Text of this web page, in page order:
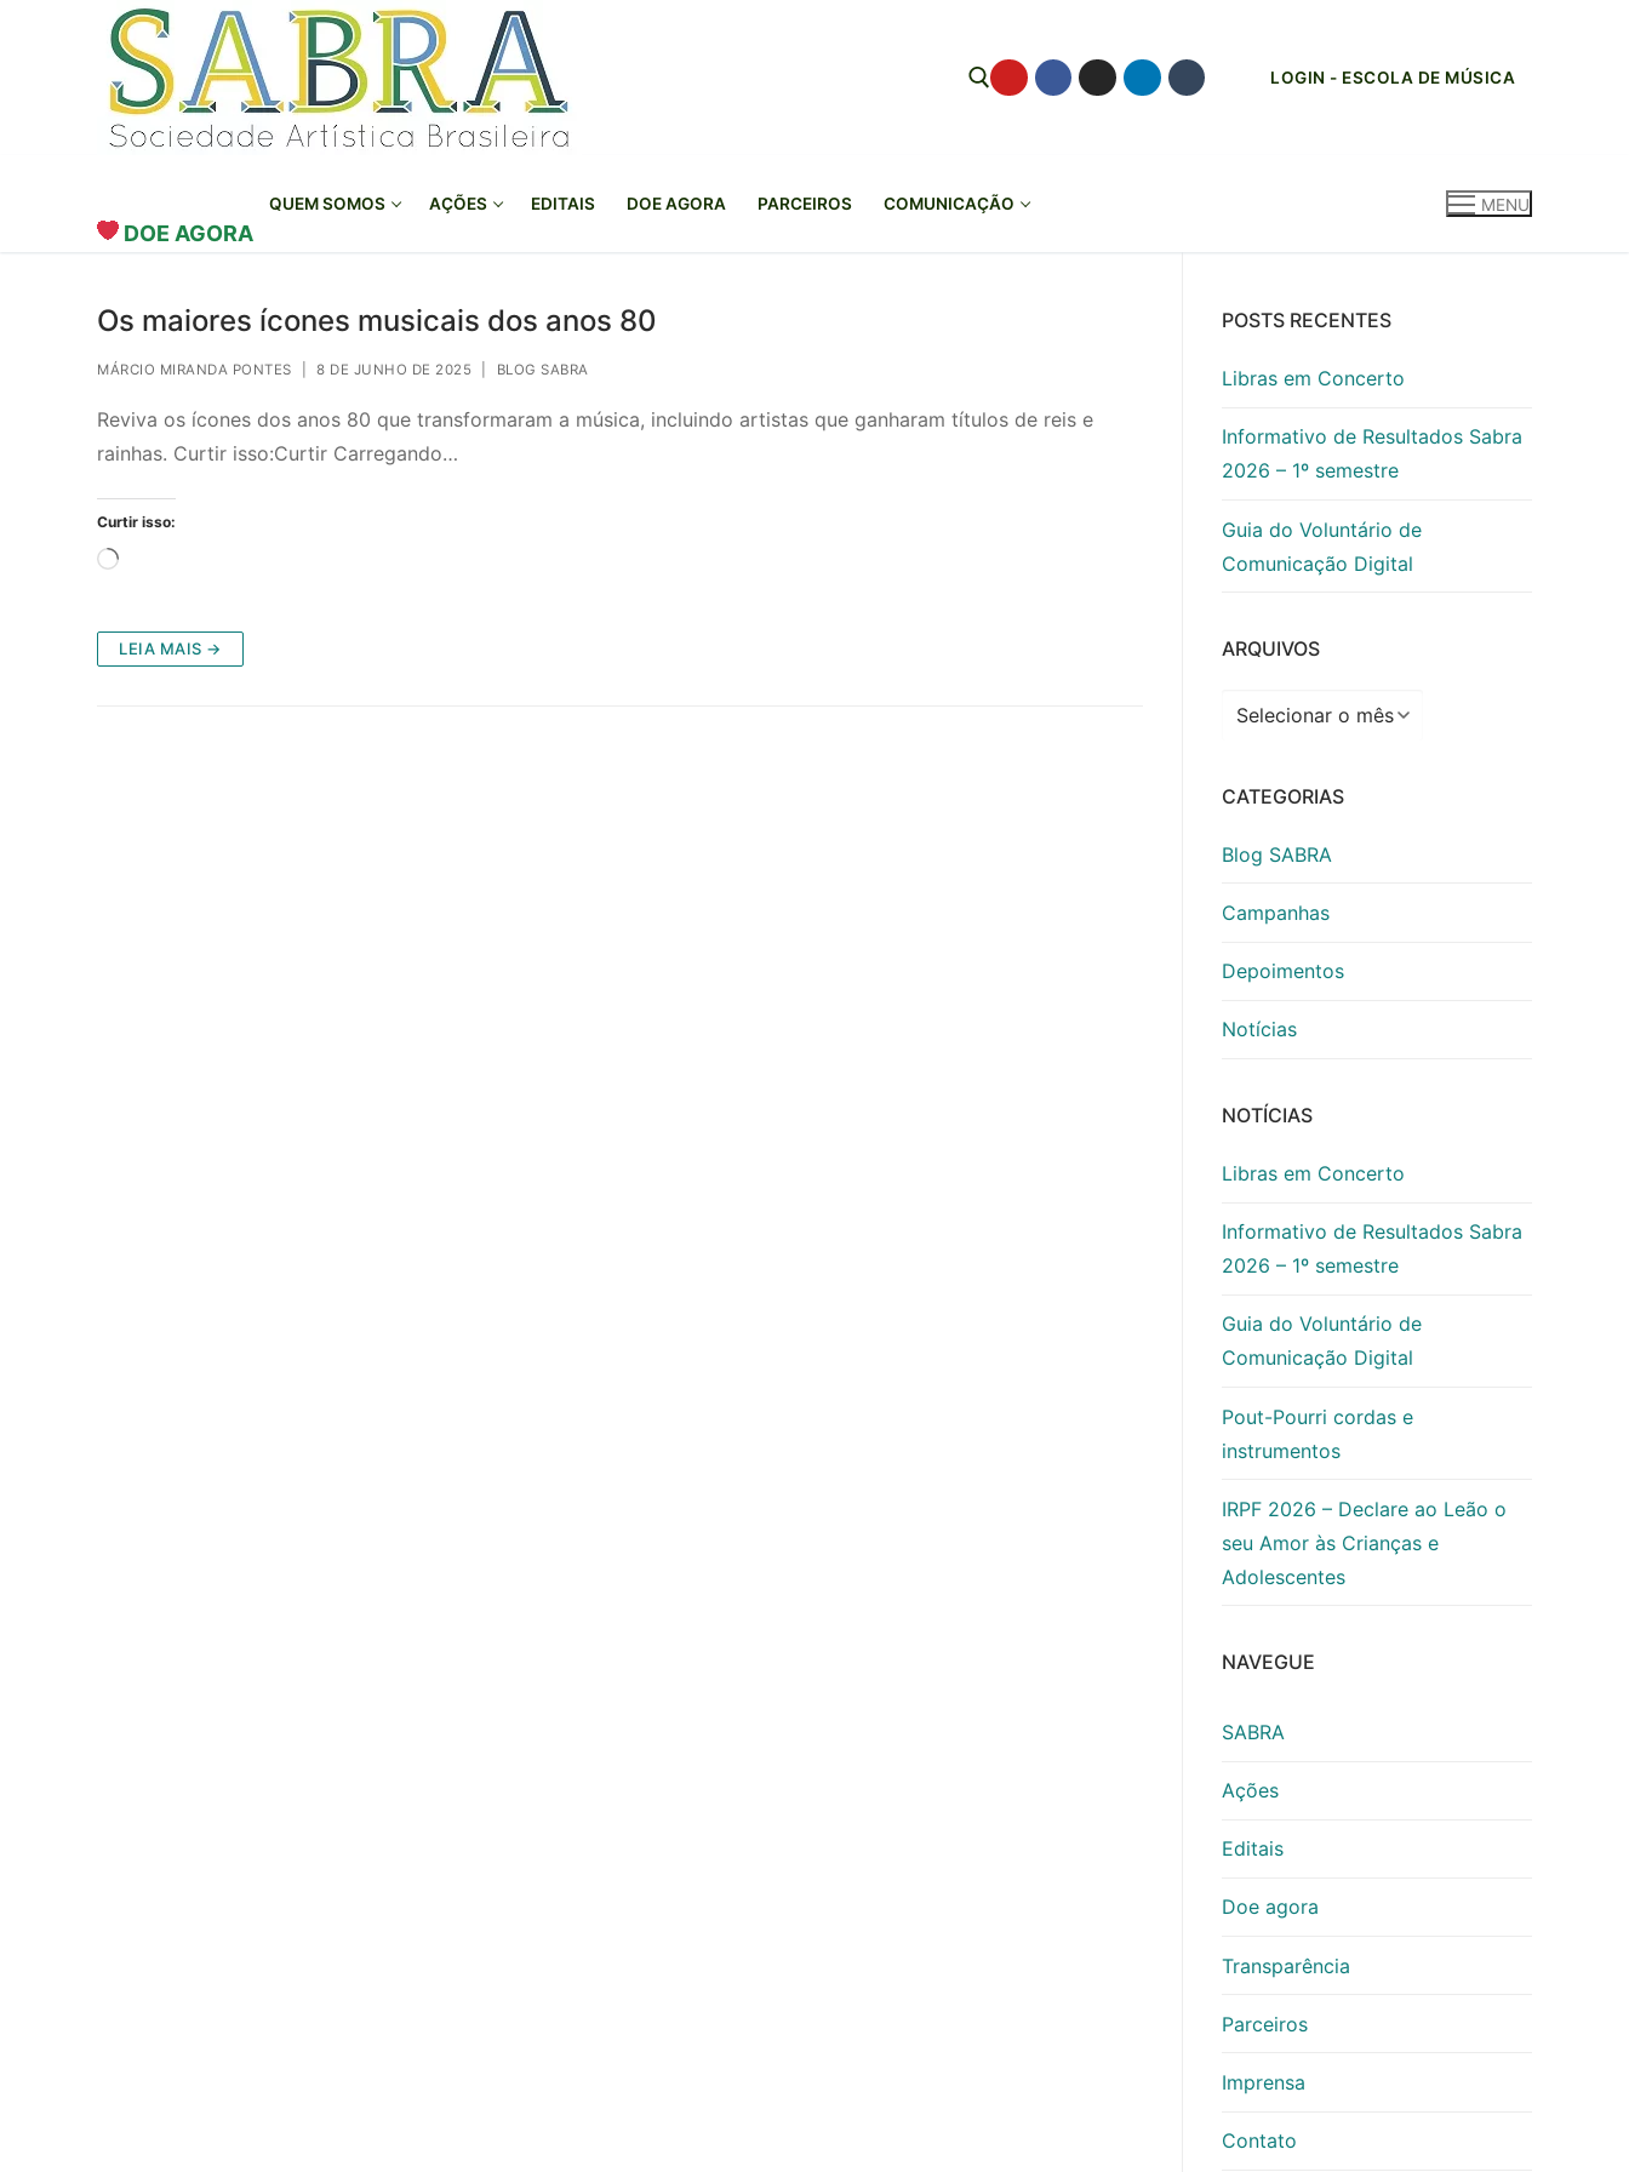
LOGIN - ESCOLA DE MÚSICA
DOE AGORA
QUEM SOMOS AÇÕES EDITAIS DOE AGORA PARCEIROS COMUNICAÇÃO MENU
Os maiores ícones musicais dos anos 80
MÁRCIO MIRANDA PONTES 8 DE JUNHO DE 2025 BLOG SABRA
Reviva os ícones dos anos 80 que transformaram a música, incluindo artistas que ganharam títulos de reis e
rainhas. Curtir isso:Curtir Carregando…
Curtir isso:
Carregando...
LEIA MAIS →
POSTS RECENTES
Libras em Concerto
Informativo de Resultados Sabra
2026 – 1º semestre
Guia do Voluntário de
Comunicação Digital
ARQUIVOS
Arquivos
CATEGORIAS
Blog SABRA
Campanhas
Depoimentos
Notícias
NOTÍCIAS
Libras em Concerto
Informativo de Resultados Sabra
2026 – 1º semestre
Guia do Voluntário de
Comunicação Digital
Pout-Pourri cordas e
instrumentos
IRPF 2026 – Declare ao Leão o
seu Amor às Crianças e
Adolescentes
NAVEGUE
SABRA
Ações
Editais
Doe agora
Transparência
Parceiros
Imprensa
Contato